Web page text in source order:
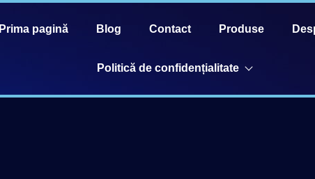
Prima pagină Blog Contact Produse
Politică de confidențialitate